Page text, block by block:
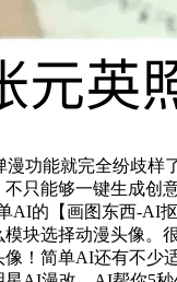
功能就完全纷歧样
只能够一键生成创
AI的【画图东西-AI
块选择动漫头像。
！简单AI还有不少